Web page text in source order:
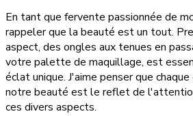
En tant que fervente passionnée de
rappeler que la beauté est un tout.
aspect, des ongles aux tenues en
votre palette de maquillage, est
éclat unique. J'aime penser que
notre beauté est le reflet de
ces divers aspects.